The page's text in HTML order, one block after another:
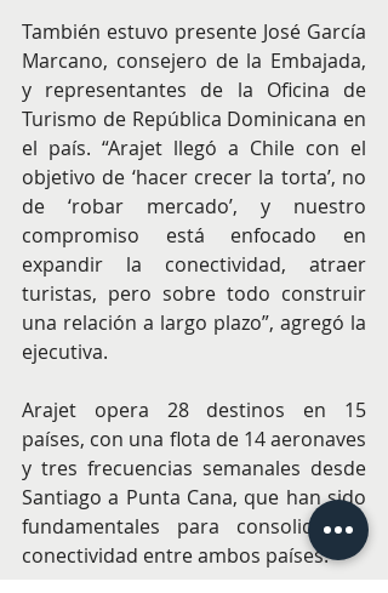
También estuvo presente José García
Marcano, consejero de la Embajada,
y representantes de la Oficina de
Turismo de República Dominicana en
el país. “Arajet llegó a Chile con el
objetivo de ‘hacer crecer la torta’, no
de ‘robar mercado’, y nuestro
compromiso está enfocado en
expandir la conectividad, atraer
turistas, pero sobre todo construir
una relación a largo plazo”, agregó la
ejecutiva.
Arajet opera 28 destinos en 15
países, con una flota de 14 aeronaves
y tres frecuencias semanales desde
Santiago a Punta Cana, que han sido
fundamentales para consolidar la
conectividad entre ambos países.